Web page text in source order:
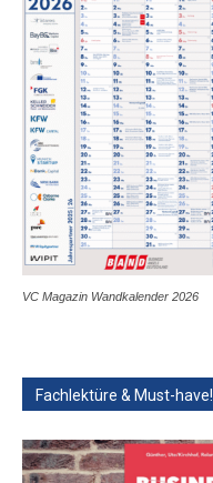
VC Magazin Wandkalender 2026
Fachlektüre & Must-have!